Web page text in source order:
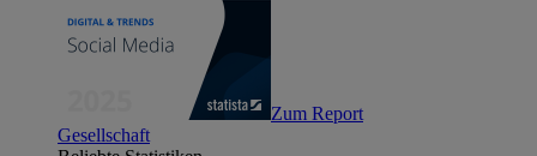
Zum Report
Gesellschaft